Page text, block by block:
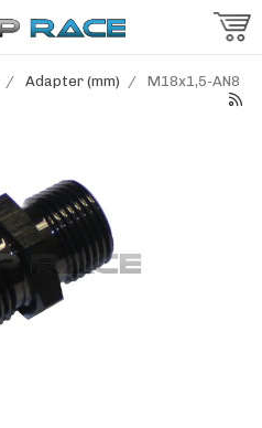
/ Adapter (mm) / M18x1,5-AN8